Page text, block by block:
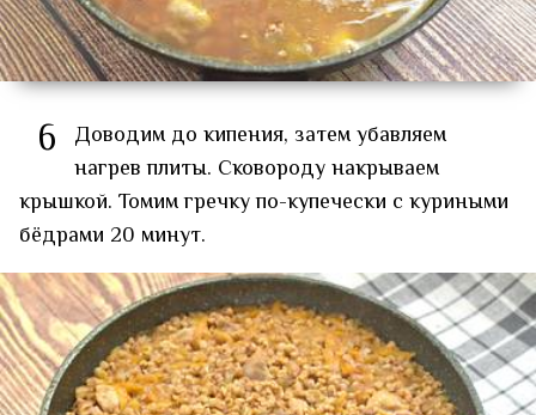
6
Доводим до кипения, затем убавляем
нагрев плиты. Сковороду накрываем
крышкой. Томим гречку по-купечески с куриными
бёдрами 20 минут.